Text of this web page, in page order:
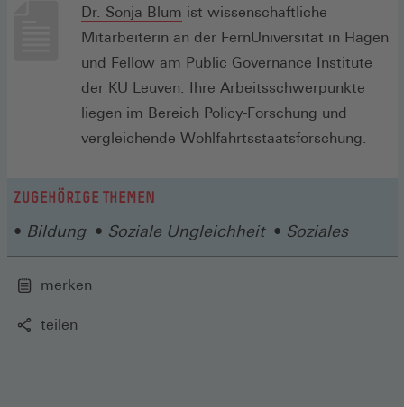
Dr. Sonja Blum (Öffnet
in
einem
neuen
Fenster)
ist wissenschaftliche
Mitarbeiterin an der FernUniversität in Hagen
und Fellow am Public Governance Institute
der KU Leuven. Ihre Arbeitsschwerpunkte
liegen im Bereich Policy-Forschung und
vergleichende Wohlfahrtsstaatsforschung.
ZUGEHÖRIGE THEMEN
Bildung Soziale Ungleichheit Soziales
merken
teilen